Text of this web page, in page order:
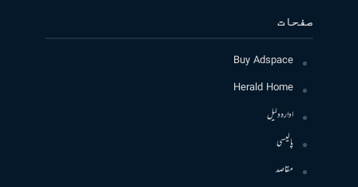
صفحات
Buy Adspace
Herald Home
ادارہ دلیل
پالیسی
مقاصد